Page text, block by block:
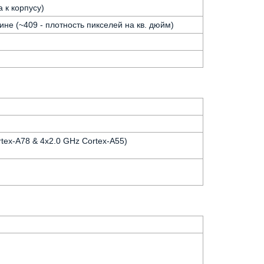
к корпусу)
(~409 - плотность пикселей на кв. дюйм)
A78 & 4x2.0 GHz Cortex-A55)